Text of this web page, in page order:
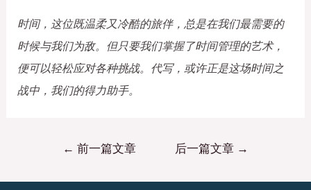
时间，这位既温柔又冷酷的旅伴，总是在我们最需要的
时候与我们为敌。但只要我们掌握了时间管理的艺术，
便可以轻松应对各种挑战。代写，或许正是这场时间之
战中，我们的得力助手。
← 前一篇文章 后一篇文章 →